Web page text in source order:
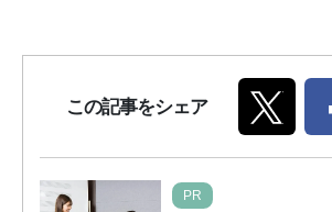
この記事をシェア
PR